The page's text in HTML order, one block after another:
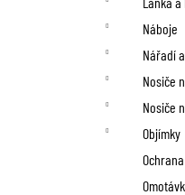
Náboje
Nářadí
Nosiče
Nosiče
Objímky